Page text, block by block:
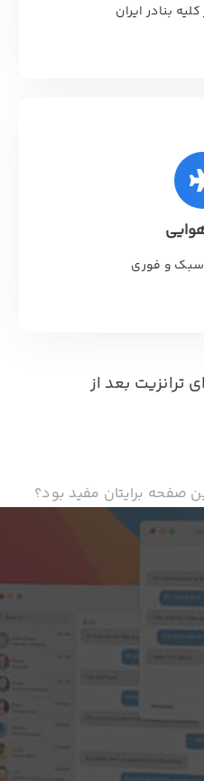
بنادر ایران
سبک و فوری
ترانزیت بعد از
صفحه برایتان مفید بود؟